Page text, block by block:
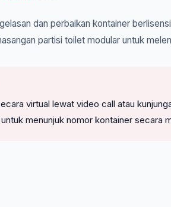
dan perbaikan kontainer
partisi toilet modular untuk
virtual lewat video call atau
menunjuk nomor kontainer secara